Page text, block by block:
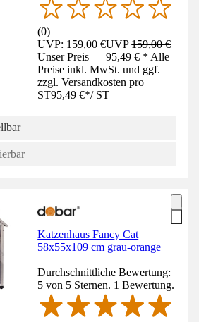
(0)
UVP: 159,00 €UVP159,00 €
Unser Preis — 95,49 € * Alle
Preise inkl. MwSt. und ggf.
zzgl. Versandkosten pro
ST95,49 €*/ ST
Katzenhaus Fancy Cat
58x55x109 cm grau-orange
Durchschnittliche Bewertung:
5 von 5 Sternen. 1 Bewertung.